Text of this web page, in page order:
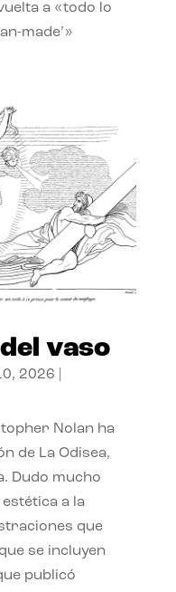
a «todo lo
made’»
vaso
2026
Nolan ha
de La Odisea,
Dudo mucho
a la
que
se incluyen
publicó